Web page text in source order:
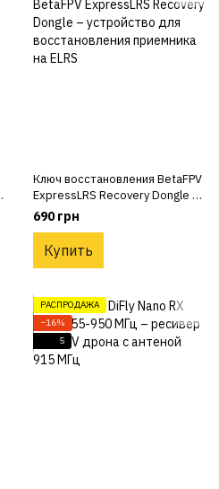
Ключ восстановления BetaFPV
ExpressLRS Recovery Dongle –
устройство для
восстановления приемника на
ELRS
690 грн
Купить
РАСПРОДАЖА
−16%
5